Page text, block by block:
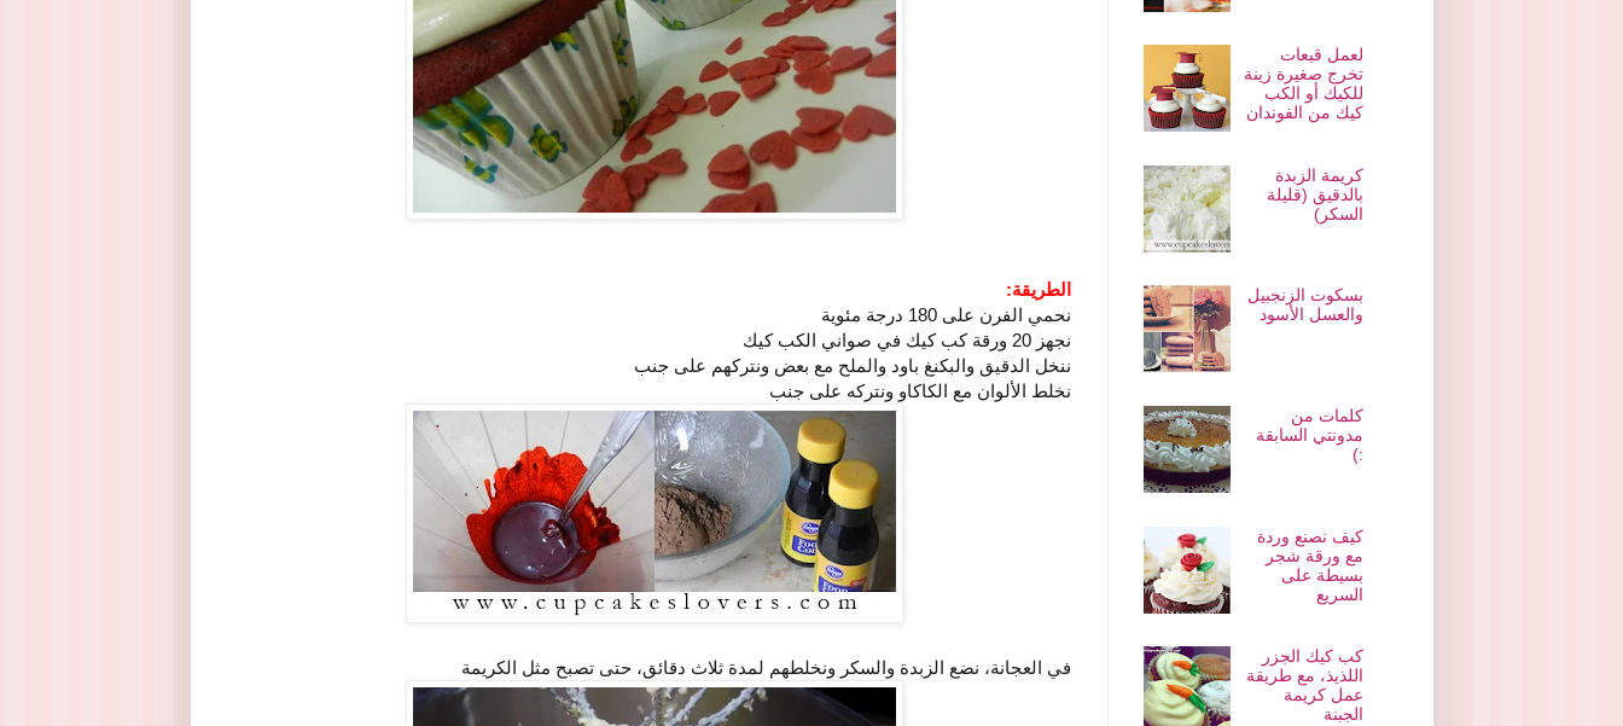
الطريقة:
نحمي الفرن على 180 درجة مئوية
نجهز 20 ورقة كب كيك في صواني الكب كيك
ننخل الدقيق والبكنغ باود والملح مع بعض ونتركهم على جنب
نخلط الألوان مع الكاكاو ونتركه على جنب
في العجانة، نضع الزبدة والسكر ونخلطهم لمدة ثلاث دقائق، حتى تصبح مثل الكريمة
لعمل قبعات
تخرج صغيرة زينة
للكيك أو الكب
كيك من الفوندان
كريمة الزبدة
بالدقيق (قليلة
السكر)
بسكوت الزنجبيل
والعسل الأسود
كلمات من
مدونتي السابقة
:)
كيف نصنع وردة
مع ورقة شجر
بسيطة على
السريع
كب كيك الجزر
اللذيذ، مع طريقة
عمل كريمة
الجبنة